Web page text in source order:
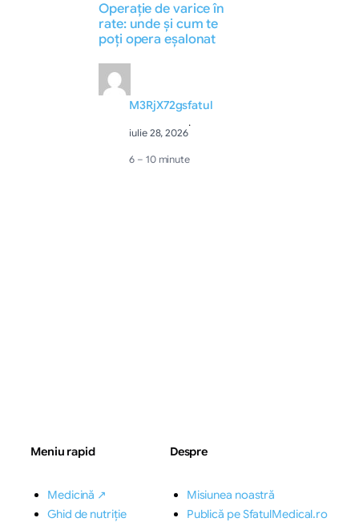
Operație de varice în
rate: unde și cum te
poți opera eșalonat
M3RjX72gsfatul
iulie 28, 2026
·
6 – 10 minute
Meniu rapid
Medicină ↗
Ghid de nutriție
Despre
Misiunea noastră
Publică pe SfatulMedical.ro